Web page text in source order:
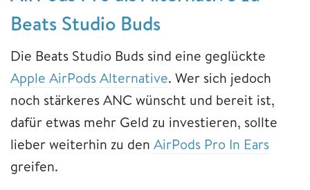
Beats Studio Buds
Die Beats Studio Buds sind eine geglückte
Apple AirPods Alternative. Wer sich jedoch
noch stärkeres ANC wünscht und bereit ist,
dafür etwas mehr Geld zu investieren, sollte
lieber weiterhin zu den AirPods Pro In Ears
greifen.